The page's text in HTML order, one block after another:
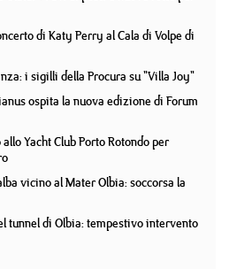
di Katy Perry al Cala di Volpe di
i sigilli della Procura su "Villa Joy"
ospita la nuova edizione di Forum
Yacht Club Porto Rotondo per
vicino al Mater Olbia: soccorsa la
tunnel di Olbia: tempestivo intervento